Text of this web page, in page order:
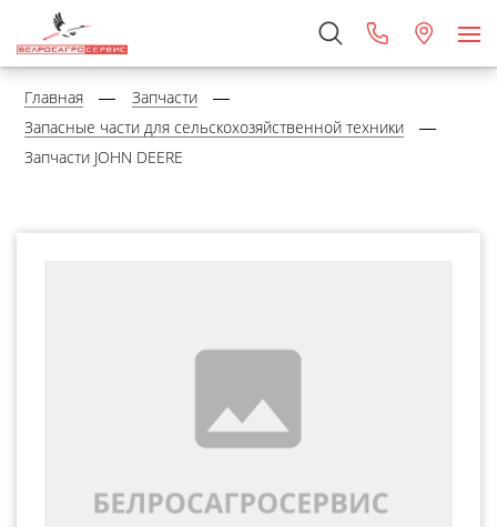
Главная
Запчасти
Запасные части для сельскохозяйственной техники
Запчасти JOHN DEERE